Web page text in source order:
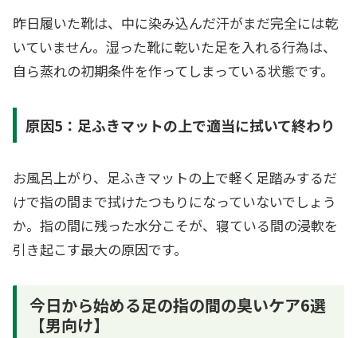
昨日履いた靴は、中に染み込んだ汗がまだ完全には乾
いていません。湿った靴に乾いた足を入れる行為は、
自ら蒸れの初期条件を作ってしまっている状態です。
原因5：足ふきマットの上で適当に拭いて終わり
お風呂上がり、足ふきマットの上で軽く足踏みするだ
けで指の間まで拭けたつもりになっていないでしょう
か。指の間に残った水分こそが、寝ている間の浸軟を
引き起こす最大の原因です。
今日から始める足の指の間の臭いケア6選
【男向け】